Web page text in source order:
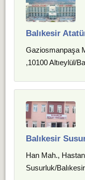
Balıkesir
Gaziosmanpaşa
,10100 Altıeylül/
Balıkesir
Han Mah.,
Susurluk/Balıkesir